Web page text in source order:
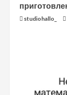
studiohallo_